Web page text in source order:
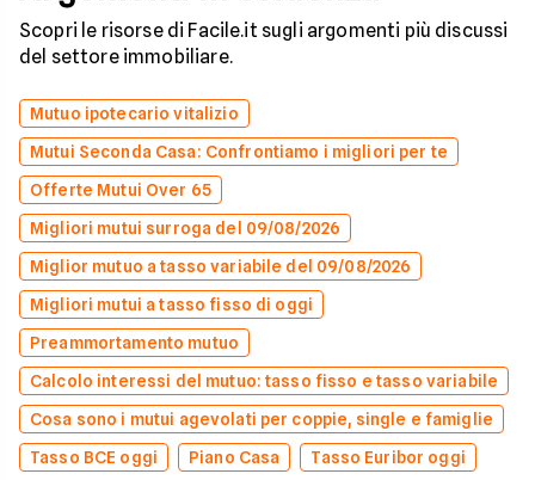
Scopri le risorse di Facile.it sugli argomenti più discussi
del settore immobiliare.
Mutuo ipotecario vitalizio
Mutui Seconda Casa: Confrontiamo i migliori per te
Offerte Mutui Over 65
Migliori mutui surroga del 09/08/2026
Miglior mutuo a tasso variabile del 09/08/2026
Migliori mutui a tasso fisso di oggi
Preammortamento mutuo
Calcolo interessi del mutuo: tasso fisso e tasso variabile
Cosa sono i mutui agevolati per coppie, single e famiglie
Tasso BCE oggi
Piano Casa Tasso Euribor oggi